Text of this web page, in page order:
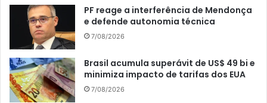
PF reage a interferência de Mendonça
e defende autonomia técnica
7/08/2026
Brasil acumula superávit de US$ 49 bi e
minimiza impacto de tarifas dos EUA
7/08/2026